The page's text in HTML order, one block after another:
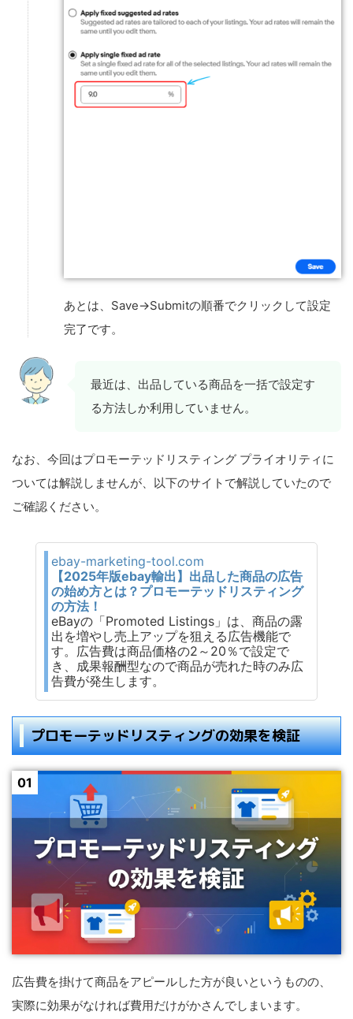
あとは、Save→Submitの順番でクリックして設定
完了です。
最近は、出品している商品を一括で設定す
る方法しか利用していません。
なお、今回はプロモーテッドリスティング プライオリティに
ついては解説しませんが、以下のサイトで解説していたので
ご確認ください。
ebay-marketing-tool.com
【2025年版ebay輸出】出品した商品の広告
の始め方とは？プロモーテッドリスティング
の方法！
eBayの「Promoted Listings」は、商品の露
出を増やし売上アップを狙える広告機能で
す。広告費は商品価格の2～20％で設定で
き、成果報酬型なので商品が売れた時のみ広
告費が発生します。
プロモーテッドリスティングの効果を検証
広告費を掛けて商品をアピールした方が良いというものの、
実際に効果がなければ費用だけがかさんでしまいます。